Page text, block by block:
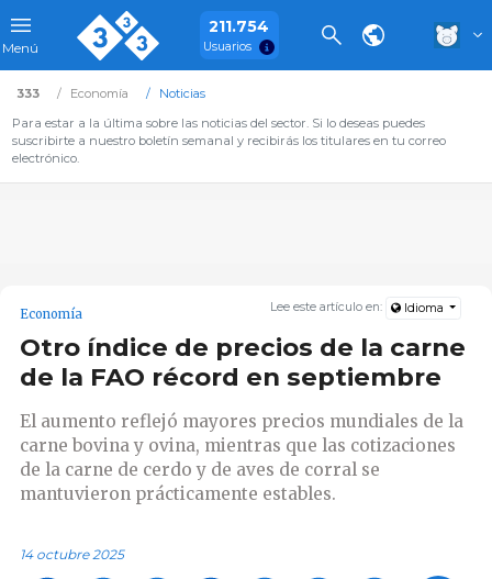
Menú
211.754
Usuarios
333 Economía
Noticias
Para estar a la última sobre las noticias del sector. Si lo deseas puedes
suscribirte a nuestro boletín semanal y recibirás los titulares en tu correo
electrónico.
Lee este artículo en: Idioma
Economía
Otro índice de precios de la carne
de la FAO récord en septiembre
El aumento reflejó mayores precios mundiales de la
carne bovina y ovina, mientras que las cotizaciones
de la carne de cerdo y de aves de corral se
mantuvieron prácticamente estables.
14 octubre 2025